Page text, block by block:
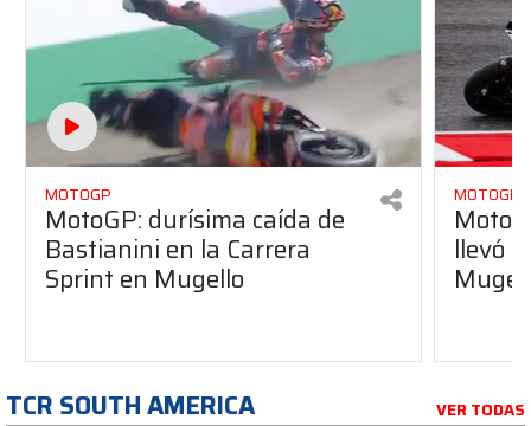
MOTOGP
MotoGP: durísima caída de
Bastianini en la Carrera
Sprint en Mugello
MOTOGP
llevó
TCR SOUTH AMERICA VER TODAS